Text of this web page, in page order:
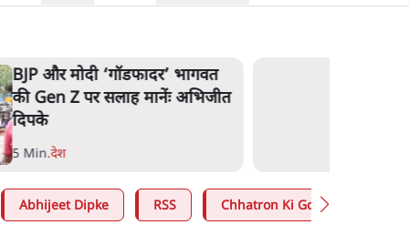
मार्क ज़करबर्ग का माफीनामाः ये बहुत
अंदर की बात है
9 Min.विश्लेषण
Abhijeet Dipke RSS Chhatron Ki Goonj